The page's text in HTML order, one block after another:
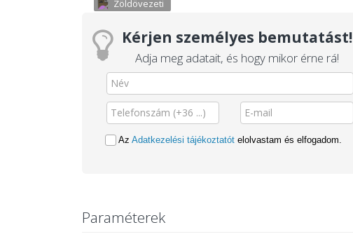
Zöldövezeti
Kérjen személyes bemutatást!
Adja meg adatait, és hogy mikor érne rá!
Az Adatkezelési tájékoztatót elolvastam és elfogadom.
Paraméterek